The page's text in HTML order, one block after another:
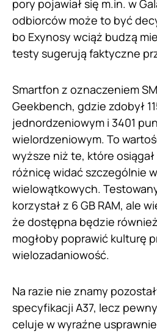
pory pojawiał się m.in. w
odbiorców może to być
bo Exynosy wciąż budzą
testy sugerują faktyczne
Smartfon z oznaczeniem
Geekbench, gdzie zdobył
jednordzeniowym i 3401
wielordzeniowym. To
wyższe niż te, które osiągał
różnicę widać szczególnie
wielowątkowych.
korzystał z 6 GB RAM, ale
że dostępna będzie
mogłoby poprawić kulturę
wielozadaniowość.
Na razie nie znamy
specyfikacji A37, lecz
celuje w wyraźne